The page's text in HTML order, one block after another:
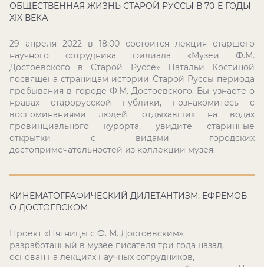
ОБЩЕСТВЕННАЯ ЖИЗНЬ СТАРОЙ РУССЫ В 70-Е ГОДЫ
XIX ВЕКА
29 апреля 2022 в 18:00 состоится лекция старшего
научного сотрудника филиала «Музеи Ф.М.
Достоевского в Старой Руссе» Натальи Костиной
посвящена страницам истории Старой Руссы периода
пребывания в городе Ф.М. Достоевского. Вы узнаете о
нравах старорусской публики, познакомитесь с
воспоминаниями людей, отдыхавших на водах
провинциального курорта, увидите старинные
открытки с видами городских
достопримечательностей из коллекции музея.
КИНЕМАТОГРАФИЧЕСКИЙ ДИЛЕТАНТИЗМ: ЕФРЕМОВ
О ДОСТОЕВСКОМ
Проект «Пятницы с Ф. М. Достоевским»,
разработанный в музее писателя три года назад,
основан на лекциях научных сотрудников,